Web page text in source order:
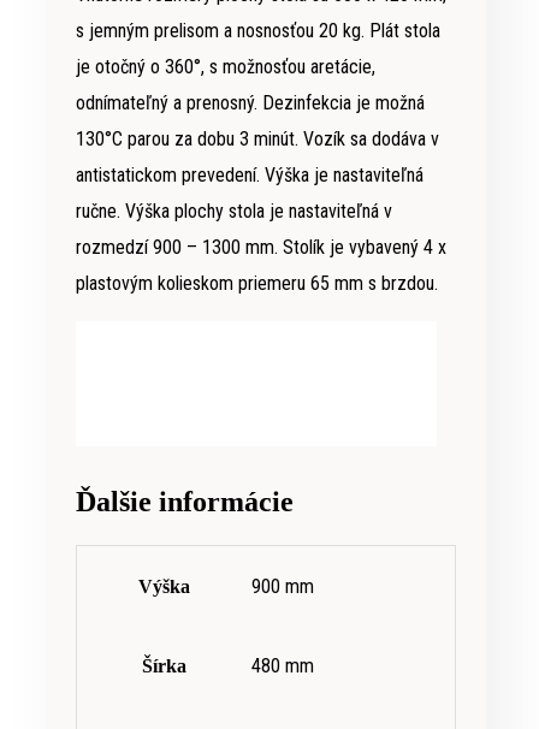
s jemným prelisom a nosnosťou 20 kg. Plát stola
je otočný o 360°, s možnosťou aretácie,
odnímateľný a prenosný. Dezinfekcia je možná
130°C parou za dobu 3 minút. Vozík sa dodáva v
antistatickom prevedení. Výška je nastaviteľná
ručne. Výška plochy stola je nastaviteľná v
rozmedzí 900 – 1300 mm. Stolík je vybavený 4 x
plastovým kolieskom priemeru 65 mm s brzdou.
Ďalšie informácie
Výška 900 mm
Šírka 480 mm